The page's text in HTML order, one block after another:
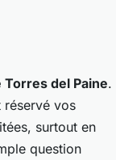
del Paine.
vos
surtout en
question